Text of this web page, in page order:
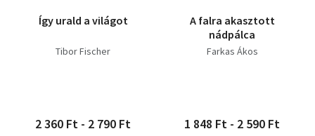
Így urald a világot
Tibor Fischer
2 360 Ft - 2 790 Ft
A falra akasztott
nádpálca
Farkas Ákos
1 848 Ft - 2 590 Ft